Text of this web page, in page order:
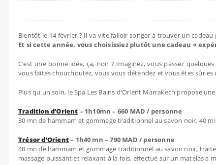
Bientôt le 14 février ? Il va vite falloir songer à trouver un
Et si cette année, vous choisissiez plutôt une cadeau «
C’est une bonne idée, ça, non ? Imaginez, vous passez
vous faites chouchoutez, vous vous détendez et vous êtes
Plus qu'un soin, le Spa Les Bains d'Orient Marrakech propose une
Tradition d’Orient – 1h10mn – 660 MAD / personne
30 mn de hammam et gommage traditionnel au savon noir. 40
Trésor d’Orient– 1h40 mn – 790 MAD / personne
40 mn de hammam et gommage traditionnel au savon noir,
massage puissant et relaxant à la fois, effectué sur un matelas à